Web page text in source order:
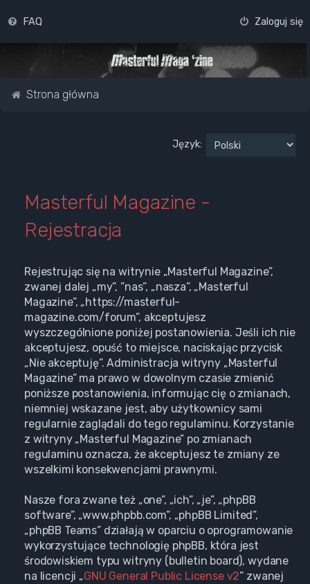
FAQ Zaloguj się
Strona główna
Język:
Masterful Magazine -
Rejestracja
Rejestrując się na witrynie „Masterful Magazine”,
zwanej dalej „my”, ”nas”, „nasza”, „Masterful
Magazine”, „https://masterful-
magazine.com/forum”, akceptujesz
wyszczególnione poniżej postanowienia. Jeśli ich nie
akceptujesz, opuść to miejsce, naciskając przycisk
„Nie akceptuję”. Administracja witryny „Masterful
Magazine” ma prawo w dowolnym czasie zmienić
poniższe postanowienia, informując cię o zmianach,
niemniej wskazane jest, aby użytkownicy sami
regularnie zaglądali do tego regulaminu. Korzystanie
z witryny „Masterful Magazine” po zmianach
regulaminu oznacza, że akceptujesz te zmiany ze
wszelkimi konsekwencjami prawnymi.
Nasze fora zwane też „one”, „ich”, „je”, „phpBB
software”, „www.phpbb.com”, „phpBB Limited”,
„phpBB Teams” działają w oparciu o oprogramowanie
wykorzystujące technologię phpBB, która jest
środowiskiem typu witryny (bulletin board), wydane
na licencji „GNU General Public License v2” zwanej